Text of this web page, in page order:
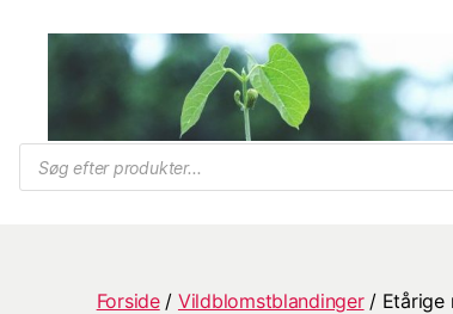
Trifolium
Frø,
search
Forside/ Vildblomstblandinger/ Etårige